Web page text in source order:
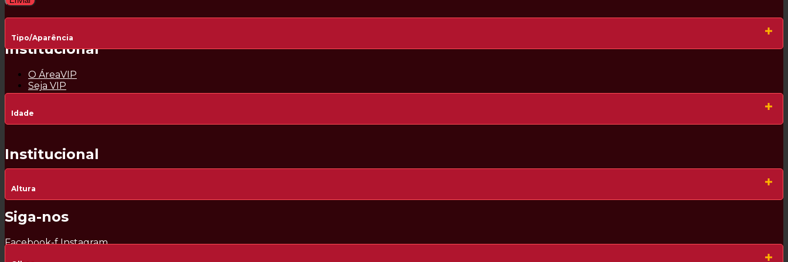
Facebook-f
Institucional
O ÁreaVIP
Seja VIP
Facebook-f
Institucional
Seja VIP
Siga-nos
Facebook-f Instagram
Tipo/Aparência
Idade
Altura